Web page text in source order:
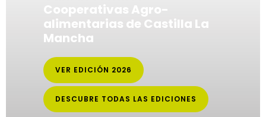
Cooperativas Agro-
alimentarias de Castilla La
Mancha
VER EDICIÓN 2026
DESCUBRE TODAS LAS EDICIONES